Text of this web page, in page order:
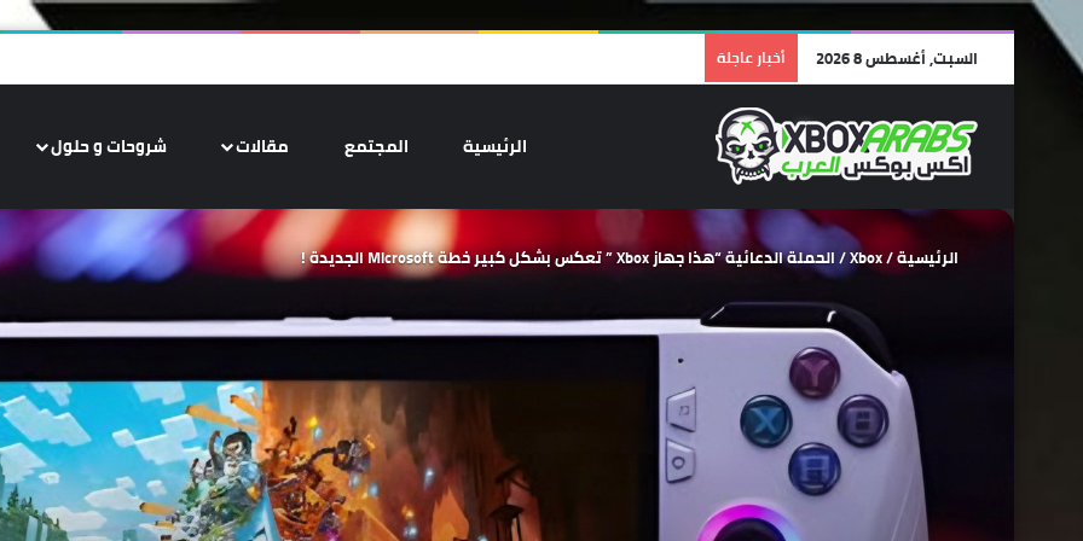
السبت, أغسطس 8 2026 أخبار عاجلة
الرئيسية المجتمع مقالات شروحات و حلول
الرئيسية/
Xbox
/الحملة الدعائية “هذا جهاز Xbox ” تعكس بشكل كبير خطة Microsoft الجديدة !